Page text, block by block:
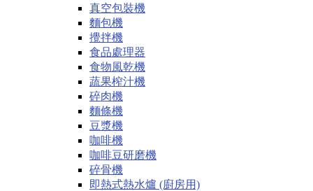
真空包裝機
麵包機
攪拌機
食品處理器
食物風乾機
蔬果榨汁機
碎肉機
麵條機
豆漿機
咖啡機
咖啡豆研磨機
碎骨機
即熱式熱水爐 (廚房用)